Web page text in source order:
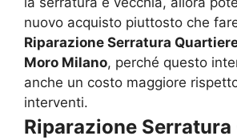
nuovo acquisto piuttosto che
Riparazione Serratura
Moro Milano, perché questo
anche un costo maggiore
interventi.
Riparazione